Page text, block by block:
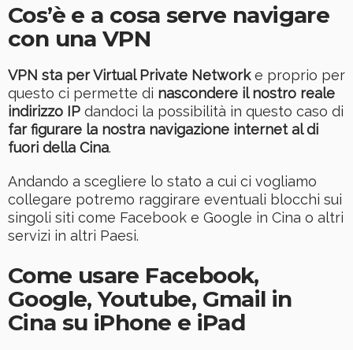
Cos’è e a cosa serve navigare
con una VPN
VPN sta per Virtual Private Networke proprio per
questo ci permette di nascondere il nostro reale
indirizzo IP dandoci la possibilità in questo caso di
far figurare la nostra navigazione internet al di
fuori della Cina.
Andando a scegliere lo stato a cui ci vogliamo
collegare potremo raggirare eventuali blocchi sui
singoli siti come Facebook e Google in Cina o altri
servizi in altri Paesi.
Come usare Facebook,
Google, Youtube, Gmail in
Cina su iPhone e iPad